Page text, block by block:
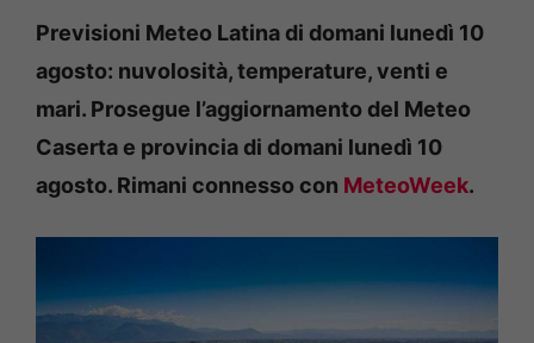
Previsioni Meteo Latina di domani lunedì 10
agosto: nuvolosità, temperature, venti e
mari. Prosegue l’aggiornamento del Meteo
Caserta e provincia di domani lunedì 10
agosto. Rimani connesso con MeteoWeek.